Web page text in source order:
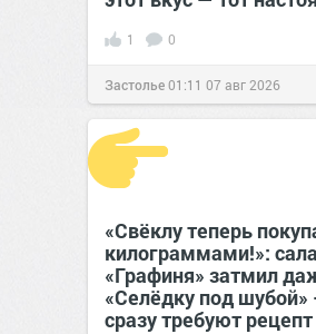
1 0
Застолье01:11 07 авг 2026
«Свёклу теперь
килограммами!»:
«Графиня» затмил
«Селёдку под шубой»
сразу требуют рецепт